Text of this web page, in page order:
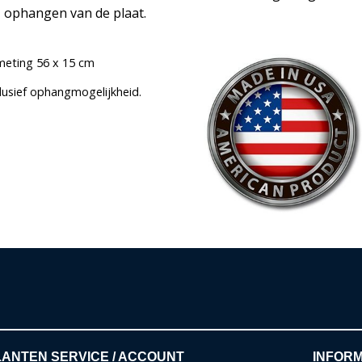
ophangen van de plaat.
56 x 15 cm
ophangmogelijkheid.
SERVICE / ACCOUNT